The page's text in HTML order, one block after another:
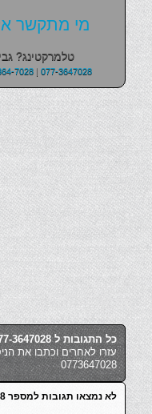
מי מתקשר אלי מ 077-
טלמרקטינג?
7028| 077-3647028
כל התגובות ל 077-3647028
עזרו לאחרים וכתבו את
0773647028
לא נמצאו תגובות למספר 077-364-7028